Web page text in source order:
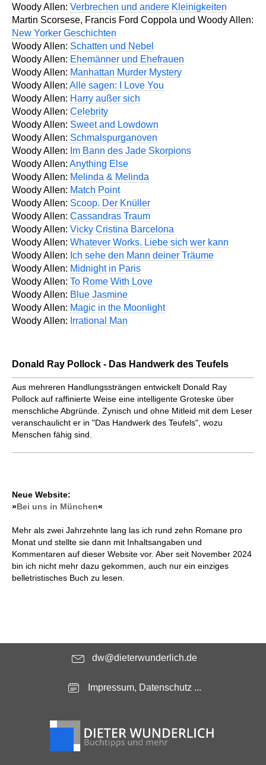
Woody Allen: Verbrechen und andere Kleinigkeiten
Martin Scorsese, Francis Ford Coppola und Woody Allen:
New Yorker Geschichten
Woody Allen: Schatten und Nebel
Woody Allen: Ehemänner und Ehefrauen
Woody Allen: Manhattan Murder Mystery
Woody Allen: Alle sagen: I Love You
Woody Allen: Harry außer sich
Woody Allen: Celebrity
Woody Allen: Sweet and Lowdown
Woody Allen: Schmalspurganoven
Woody Allen: Im Bann des Jade Skorpions
Woody Allen: Anything Else
Woody Allen: Melinda & Melinda
Woody Allen: Match Point
Woody Allen: Scoop. Der Knüller
Woody Allen: Cassandras Traum
Woody Allen: Vicky Cristina Barcelona
Woody Allen: Whatever Works. Liebe sich wer kann
Woody Allen: Ich sehe den Mann deiner Träume
Woody Allen: Midnight in Paris
Woody Allen: To Rome With Love
Woody Allen: Blue Jasmine
Woody Allen: Magic in the Moonlight
Woody Allen: Irrational Man
Donald Ray Pollock - Das Handwerk des Teufels
Aus mehreren Handlungssträngen entwickelt Donald Ray
Pollock auf raffinierte Weise eine intelligente Groteske über
menschliche Abgründe. Zynisch und ohne Mitleid mit dem Leser
veranschaulicht er in "Das Handwerk des Teufels", wozu
Menschen fähig sind.
Neue Website:
»Bei uns in München«
Mehr als zwei Jahrzehnte lang las ich rund zehn Romane pro
Monat und stellte sie dann mit Inhaltsangaben und
Kommentaren auf dieser Website vor. Aber seit November 2024
bin ich nicht mehr dazu gekommen, auch nur ein einziges
belletristisches Buch zu lesen.
dw@dieterwunderlich.de
Impressum, Datenschutz ...